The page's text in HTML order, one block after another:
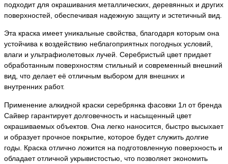
подходит для окрашивания металлических, деревянных и других
поверхностей, обеспечивая надежную защиту и эстетичный вид.
Эта краска имеет уникальные свойства, благодаря которым она
устойчива к воздействию неблагоприятных погодных условий,
влаги и ультрафиолетовых лучей. Серебристый цвет придает
обработанным поверхностям стильный и современный внешний
вид, что делает её отличным выбором для внешних и
внутренних работ.
Применение алкидной краски серебрянка фасовки 1л от бренда
Сайвер гарантирует долговечность и насыщенный цвет
окрашиваемых объектов. Она легко наносится, быстро высыхает
и образует прочное покрытие, которое будет служить долгие
годы. Краска отлично ложится на подготовленную поверхность и
обладает отличной укрывистостью, что позволяет экономить